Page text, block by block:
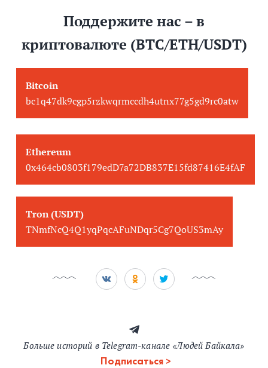
Поддержите нас – в
криптовалюте (BTC/ETH/USDT)
Bitcoin
bc1q47dk9cgp5rzkwqrmccdh4utnx77g5gd9rc0atw
Ethereum
0x464cb0803f179edD7a72DB837E15fd87416E4fAF
Tron (USDT)
TNmfNcQ4Q1yqPqcAFuNDqr5Cg7QoUS3mAy
Больше историй в Telegram-канале «Людей Байкала»
Подписаться